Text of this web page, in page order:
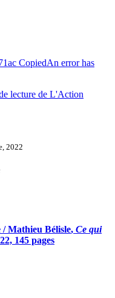
CopiedAn error has
lecture de L'Action
2022
/Mathieu Bélisle, Ce qui
145 pages